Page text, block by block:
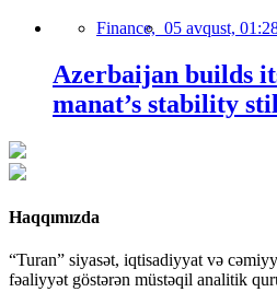
Finance, 05 avqust,
Azerbaijan builds
manat’s stability
Haqqımızda
“Turan” siyasət, iqtisadiyyat və
fəaliyyət göstərən müstəqil analitik